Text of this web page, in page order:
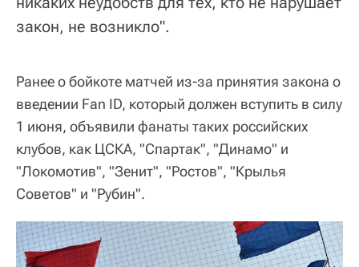
закон, не возникло".
Ранее о бойкоте матчей из-за принятия закона о
введении Fan ID, который должен вступить в силу
1 июня, объявили фанаты таких российских
клубов, как ЦСКА, "Спартак", "Динамо" и
"Локомотив", "Зенит", "Ростов", "Крылья
Советов" и "Рубин".